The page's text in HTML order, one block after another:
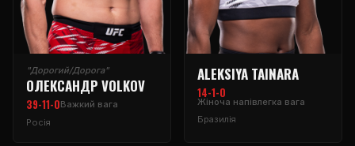
"Дорогий/Дорога"
ОЛЕКСАНДР VOLKOV
39-11-0Важкий вага
Росія
ALEKSIYA TAINARA
14-1-0
Жіноча напівлегка вага
Бразилія